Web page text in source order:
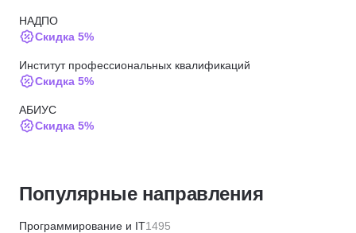
НАДПО
Скидка 5%
Институт профессиональных квалификаций
Скидка 5%
АБИУС
Скидка 5%
НЦРДО
Популярные направления
Программирование и IT1495